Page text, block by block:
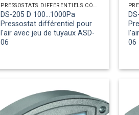
PRESSOSTATS DIFFÉRENTIELS CÔTÉ AIR
DS-205 D 100...1000Pa
Pressostat différentiel pour
l'air avec jeu de tuyaux ASD-
06
06